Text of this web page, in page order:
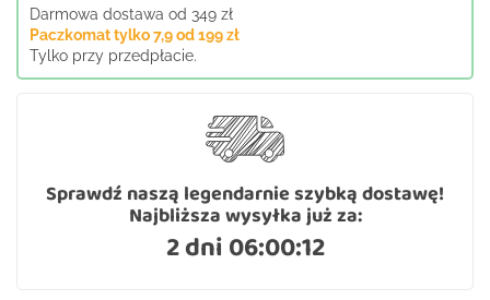
Darmowa dostawa od 349 zł
Paczkomat tylko 7,9 od 199 zł
Tylko przy przedpłacie.
Sprawdź naszą legendarnie szybką dostawę!
Najbliższa wysyłka już za:
2 dni 06:00:11